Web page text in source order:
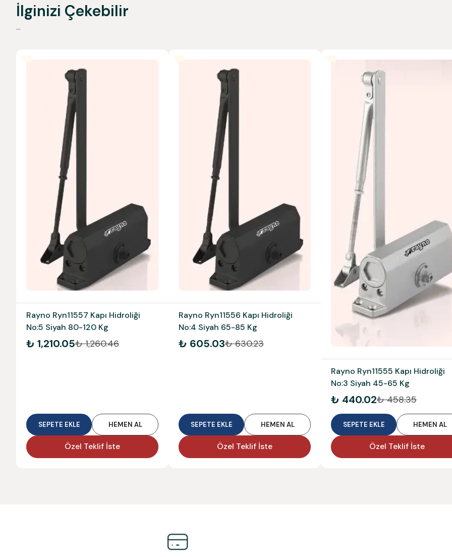
İlginizi Çekebilir
...
Rayno Ryn11557 Kapı Hidroliği
No:5 Siyah 80-120 Kg
₺ 1,210.05₺ 1,260.46
SEPETE EKLE HEMEN AL
Özel Teklif İste
Rayno Ryn11556 Kapı Hidroliği
No:4 Siyah 65-85 Kg
₺ 605.03₺ 630.23
SEPETE EKLE HEMEN AL
Özel Teklif İste
Rayno Ryn11555 Kapı Hidroliği
No:3 Siyah 45-65 Kg
₺ 440.02₺ 458.35
SEPETE EKLE HEMEN AL
Özel Teklif İste